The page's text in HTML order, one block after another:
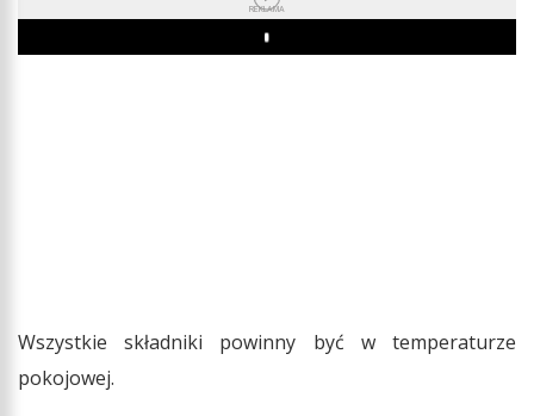
REKLAMA
Play
Wszystkie składniki powinny być w temperaturze
pokojowej.